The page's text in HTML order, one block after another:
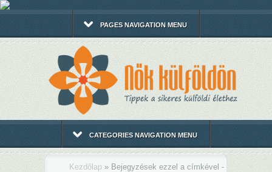
PAGES NAVIGATION MENU
CATEGORIES NAVIGATION MENU
Kezdőlap » Bejegyzések ezzel a címkével -